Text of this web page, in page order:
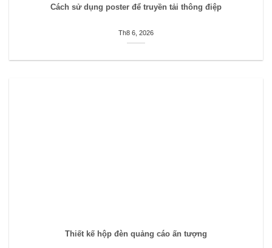
Cách sử dụng poster để truyền tải thông điệp
Th8 6, 2026
Thiết kế hộp đèn quảng cáo ấn tượng